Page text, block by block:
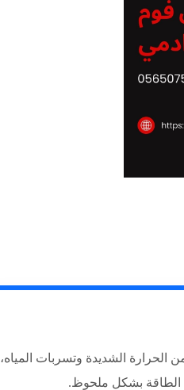
الشديدة وتسربات المياه،
الطاقة بشكل ملحوظ.